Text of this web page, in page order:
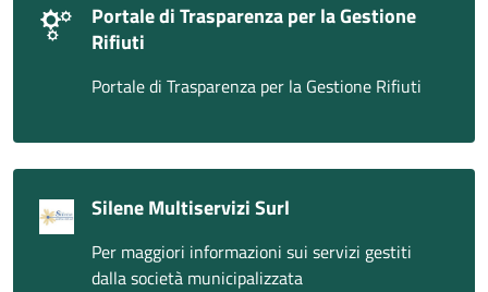
Portale di Trasparenza per la Gestione
Rifiuti
Portale di Trasparenza per la Gestione Rifiuti
Silene Multiservizi Surl
Per maggiori informazioni sui servizi gestiti
dalla società municipalizzata